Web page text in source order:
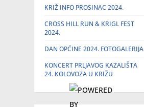
KRIŽ INFO PROSINAC 2024.
CROSS HILL RUN & KRIGL FEST
2024.
DAN OPĆINE 2024. FOTOGALERIJA
KONCERT PRLJAVOG KAZALIŠTA
24. KOLOVOZA U KRIŽU